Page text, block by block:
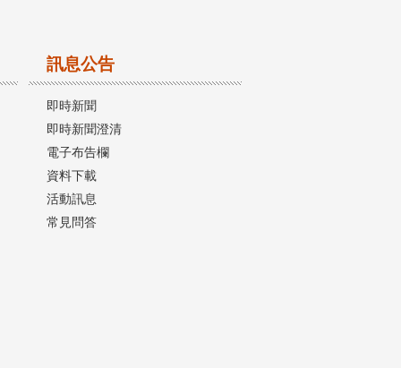
訊息公告
即時新聞
即時新聞澄清
電子布告欄
資料下載
活動訊息
常見問答